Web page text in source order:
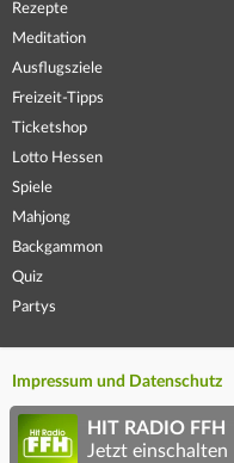
Rezepte
Meditation
Ausflugsziele
Freizeit-Tipps
Ticketshop
Lotto Hessen
Spiele
Mahjong
Backgammon
Quiz
Partys
Impressum und Datenschutz
HIT RADIO FFH
Jetzt einschalten